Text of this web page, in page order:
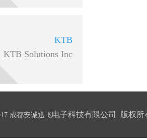
KTB
KTB Solutions Inc
成都安诚迅飞电子科技有限公司 版权所